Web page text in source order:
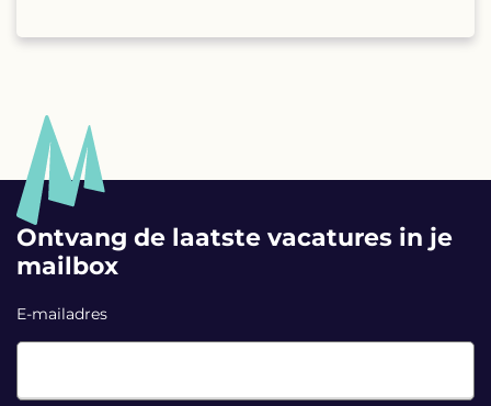
Ontvang de laatste vacatures in je
mailbox
E-mailadres